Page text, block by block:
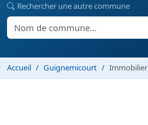
Rechercher une autre commune
Accueil Guignemicourt Immobilier